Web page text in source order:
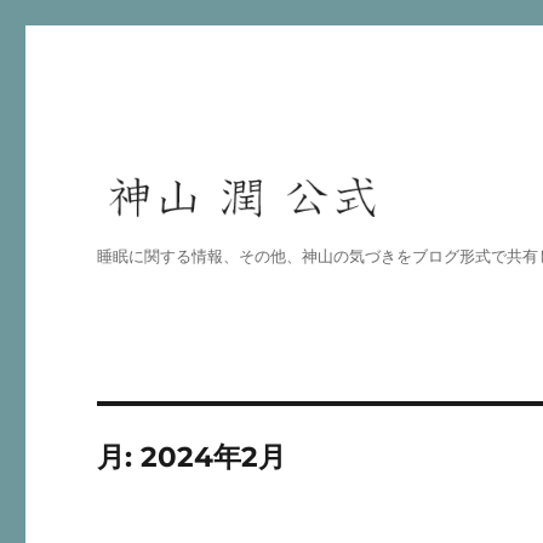
睡眠に関する情報、その他、神山の気づきをブログ形式で共有
月:2024年2月